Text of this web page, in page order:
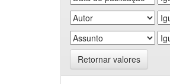
Retornar valores